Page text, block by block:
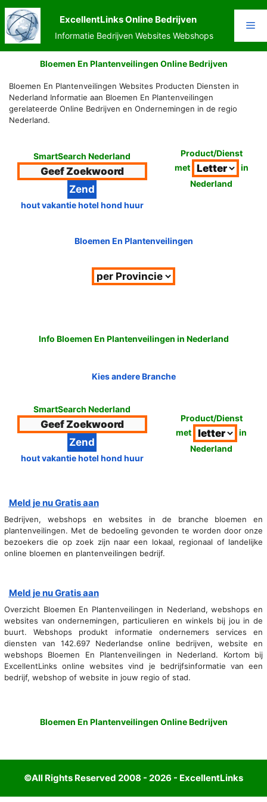
Ga
naar
de
inhoud
ExcellentLinks Online Bedrijven
Informatie Bedrijven Websites Webshops
Bloemen En Plantenveilingen Online Bedrijven
Bloemen En Plantenveilingen Websites Producten Diensten in
Nederland Informatie aan Bloemen En Plantenveilingen
gerelateerde Online Bedrijven en Ondernemingen in de regio
Nederland.
SmartSearch Nederland
hout vakantie hotel hond huur
Product/Dienst
met
in
Nederland
Bloemen En Plantenveilingen
Info Bloemen En Plantenveilingen in Nederland
Kies andere Branche
SmartSearch Nederland
hout vakantie hotel hond huur
Product/Dienst
met
in
Nederland
Meld je nu Gratis aan
Bedrijven, webshops en websites in de branche bloemen en
plantenveilingen. Met de bedoeling gevonden te worden door onze
bezoekers die op zoek zijn naar een lokaal, regionaal of landelijke
online bloemen en plantenveilingen bedrijf.
Meld je nu Gratis aan
Overzicht Bloemen En Plantenveilingen in Nederland, webshops en
websites van ondernemingen, particulieren en winkels bij jou in de
buurt. Webshops produkt informatie ondernemers services en
diensten van 142.697 Nederlandse online bedrijven, website en
webshops Bloemen En Plantenveilingen in Nederland. Kortom bij
ExcellentLinks online websites vind je bedrijfsinformatie van een
bedrijf, webshop of website in jouw regio of stad.
Bloemen En Plantenveilingen Online Bedrijven
©All Rights Reserved 2008 - 2026 - ExcellentLinks